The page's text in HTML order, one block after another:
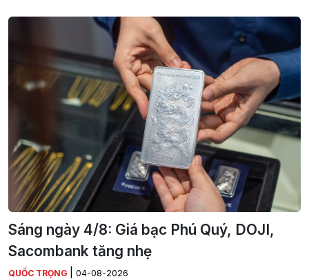
Sáng ngày 4/8: Giá bạc Phú Quý, DOJI,
Sacombank tăng nhẹ
QUỐC TRỌNG 04-08-2026